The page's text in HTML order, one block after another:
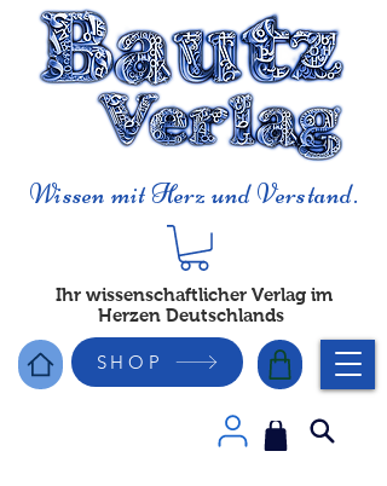
Wissen mit Herz und Verstand.
Ihr wissenschaftlicher Verlag im
Herzen Deutschlands
SHOP